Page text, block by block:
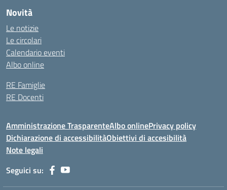
Novità
Le notizie
Le circolari
Calendario eventi
Albo online
RE Famiglie
RE Docenti
Amministrazione TrasparenteAlbo onlinePrivacy policy
Dichiarazione di accessibilitàObiettivi di accesibilità
Note legali
Seguici su: